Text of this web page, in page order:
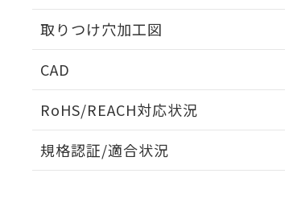
取りつけ穴加工図
CAD
RoHS/REACH対応状況
EU RoHS 注意事項・凡例
規格認証/適合状況